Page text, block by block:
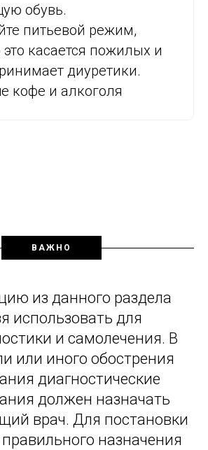
обувь.
питьевой режим,
касается пожилых и
диуретики.
кофе и алкоголя
ВАЖНО
из данного раздела
использовать для
и самолечения. В
или иного обострения
диагностические
должен назначать
врач. Для постановки
назначения